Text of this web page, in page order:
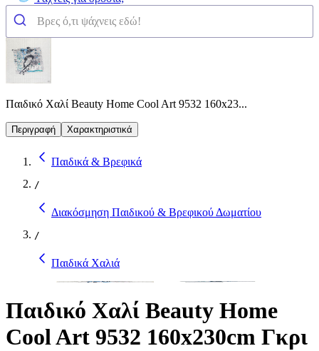
Παιδικό Χαλί Beauty Home Cool Art 9532 160x23...
Περιγραφή Χαρακτηριστικά
Παιδικά & Βρεφικά
/
Διακόσμηση Παιδικού & Βρεφικού Δωματίου
/
Παιδικά Χαλιά
Παιδικό Χαλί Beauty Home
Cool Art 9532 160x230cm Γκρι